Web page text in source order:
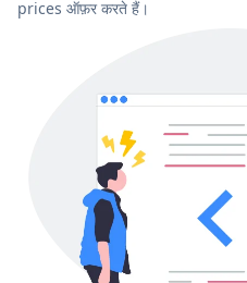
prices ऑफ़र करते हैं।